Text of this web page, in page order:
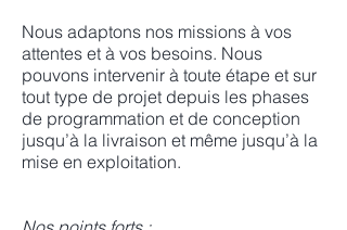
Nous adaptons nos missions à vos
attentes et à vos besoins. Nous
pouvons intervenir à toute étape et sur
tout type de projet depuis les phases
de programmation et de conception
jusqu’à la livraison et même jusqu’à la
mise en exploitation.